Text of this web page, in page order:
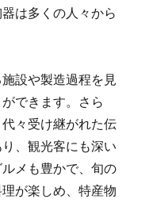
は多くの人々から
設や製造過程を見
できます。さら
々受け継がれた伝
、観光客にも深い
メも豊かで、旬の
が楽しめ、特産物